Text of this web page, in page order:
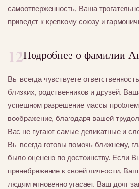
самоотверженность, Ваша
приведет к крепкому союзу и
12Подробнее о фамилии
Вы всегда чувствуете
близких, родственников и друзей.
успешном разрешение массы проблем
воображение, благодаря вашей
Вас не пугают самые деликатные и
Вы всегда готовы помочь ближнему,
было оценено по достоинству. Если
пренебрежение к своей личности, Ваш
людям мгновенно угасает. Ваш долг